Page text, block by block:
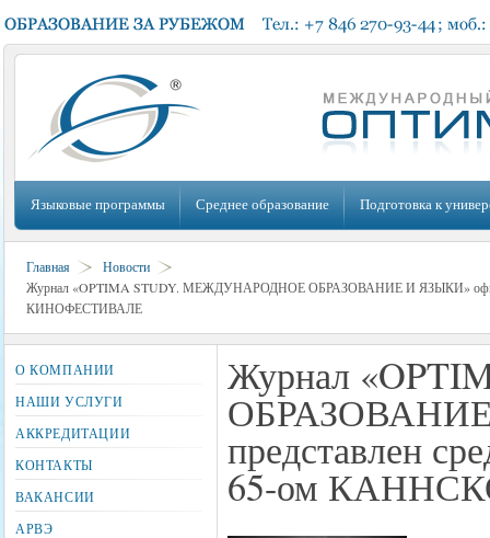
Языковые программы Среднее образование Подготовка к
Главная
Новости
Журнал «OPTIMA STUDY. МЕЖДУНАРОДНОЕ ОБРАЗОВАНИЕ И ЯЗЫКИ»
КИНОФЕСТИВАЛЕ
Журнал
ОБРАЗОВАНИЕ
представлен
65-ом
О КОМПАНИИ
НАШИ УСЛУГИ
АККРЕДИТАЦИИ
КОНТАКТЫ
ВАКАНСИИ
АРВЭ